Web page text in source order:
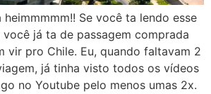
Se você ta lendo esse
já ta de passagem comprada
vir pro Chile. Eu, quando faltavam 2
já tinha visto todos os vídeos
no Youtube pelo menos umas 2x.